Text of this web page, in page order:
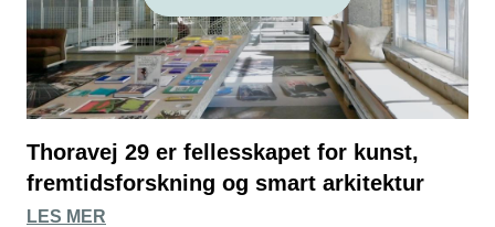
Thoravej 29 er fellesskapet for kunst,
fremtidsforskning og smart arkitektur
LES MER